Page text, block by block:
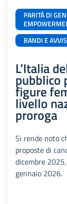
PARITÀ DI
BANDI E
L’Italia
pubblico
figure
livello
proroga
Si rende noto
proposte di
dicembre
gennaio 2026.